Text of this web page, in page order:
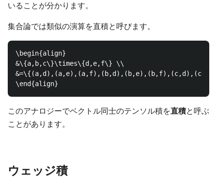
いることが分かります。
集合論では類似の演算を直積と呼びます。
\begin{align}
&\{a,b,c\}\times\{d,e,f\} \\
このアナロジーでベクトル同士のテンソル積を直積と呼ぶ
ことがあります。
ウェッジ積